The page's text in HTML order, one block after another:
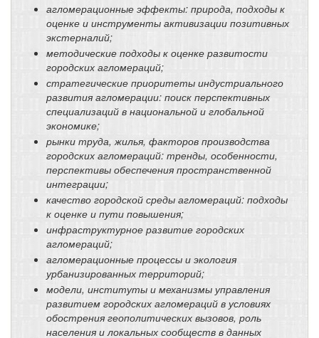
агломерационные эффекты: природа, подходы к
оценке и инструменты активизации позитивных
экстерналий;
методические подходы к оценке развитости
городских агломераций;
стратегические приоритеты индустриального
развития агломерации: поиск перспективных
специализаций в национальной и глобальной
экономике;
рынки труда, жилья, факторов производства
городских агломераций: тренды, особенности,
перспективы обеспечения пространственной
интеграции;
качество городской среды агломераций: подходы
к оценке и пути повышения;
инфраструктурное развитие городских
агломераций;
агломерационные процессы и экология
урбанизированных территорий;
модели, институты и механизмы управления
развитием городских агломераций в условиях
обострения геополитических вызовов, роль
населения и локальных сообществ в данных